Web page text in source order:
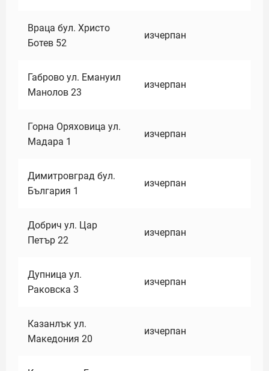
Враца бул. Христо
Ботев 52
изчерпан
Габрово ул. Емануил
Манолов 23
изчерпан
Горна Оряховица ул.
Мадара 1
изчерпан
Димитровград бул.
България 1
изчерпан
Добрич ул. Цар
Петър 22
изчерпан
Дупница ул.
Раковска 3
изчерпан
Казанлък ул.
Македония 20
изчерпан